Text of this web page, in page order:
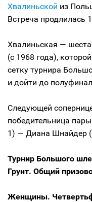
Хвалиньской из
Встреча продлилась
Хвалиньская —
(с 1968 года),
сетку турнира
и дойти до
Следующей
победительница
1) — Диана Шнайдер
Турнир Большого
Грунт. Общий
Женщины.